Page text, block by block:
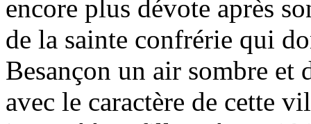
encore plus dévote après
de la sainte confrérie qui
Besançon un air sombre et
avec le caractère de cette